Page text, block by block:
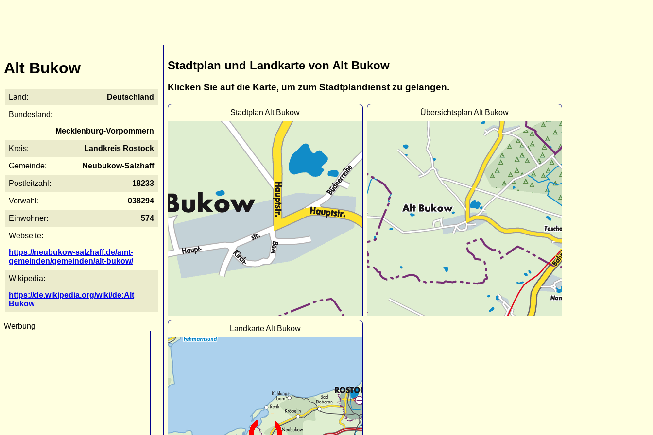
Alt Bukow
Land: Deutschland
Bundesland:
Mecklenburg-Vorpommern
Kreis: Landkreis Rostock
Gemeinde: Neubukow-Salzhaff
Postleitzahl: 18233
Vorwahl: 038294
Einwohner: 574
Webseite:
https://neubukow-salzhaff.de/amt-
gemeinden/gemeinden/alt-bukow/
Wikipedia:
https://de.wikipedia.org/wiki/de:Alt
Bukow
Werbung
Stadtplan und Landkarte von Alt Bukow
Klicken Sie auf die Karte, um zum Stadtplandienst zu gelangen.
Stadtplan Alt Bukow Übersichtsplan Alt Bukow
Landkarte Alt Bukow